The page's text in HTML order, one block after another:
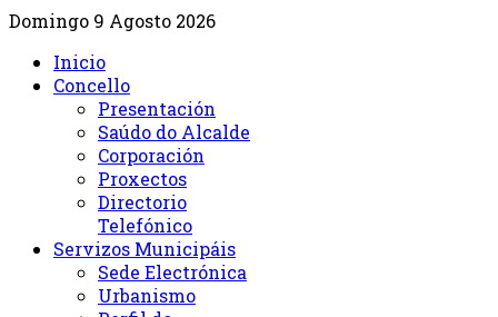
Domingo 9 Agosto 2026
Inicio
Concello
Presentación
Saúdo do Alcalde
Corporación
Proxectos
Directorio
Telefónico
Servizos Municipáis
Sede Electrónica
Urbanismo